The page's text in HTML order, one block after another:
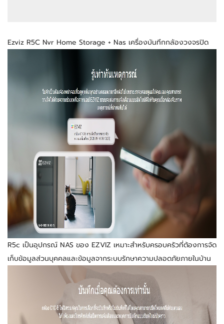
Ezviz R5C Nvr Home Storage + Nas เครื่องบันทึกกล้องวงจรปิด
R5c เป็นอุปกรณ์ NAS ของ EZVIZ เหมาะสำหรับครอบครัวที่ต้องการจัด
เก็บข้อมูลส่วนบุคคลและข้อมูลจากระบบรักษาความปลอดภัยภายในบ้าน